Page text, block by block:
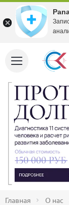
Главная О нас